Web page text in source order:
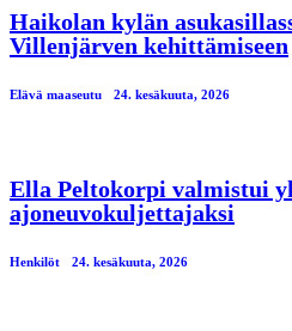
Haikolan kylän
Villenjärven kehittämiseen
Elävä maaseutu 24. kesäkuuta, 2026
Ella Peltokorpi valmistui
ajoneuvokuljettajaksi
Henkilöt 24. kesäkuuta, 2026